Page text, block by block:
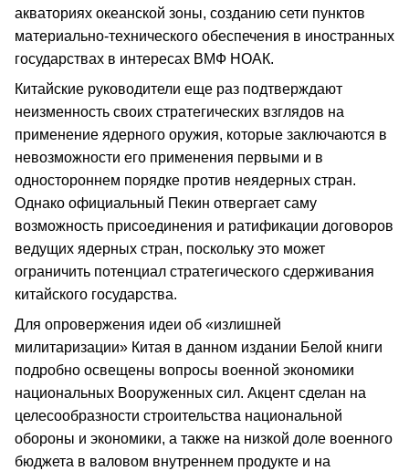
акваториях океанской зоны, созданию сети пунктов
материально-технического обеспечения в иностранных
государствах в интересах ВМФ НОАК.
Китайские руководители еще раз подтверждают
неизменность своих стратегических взглядов на
применение ядерного оружия, которые заключаются в
невозможности его применения первыми и в
одностороннем порядке против неядерных стран.
Однако официальный Пекин отвергает саму
возможность присоединения и ратификации договоров
ведущих ядерных стран, поскольку это может
ограничить потенциал стратегического сдерживания
китайского государства.
Для опровержения идеи об «излишней
милитаризации» Китая в данном издании Белой книги
подробно освещены вопросы военной экономики
национальных Вооруженных сил. Акцент сделан на
целесообразности строительства национальной
обороны и экономики, а также на низкой доле военного
бюджета в валовом внутреннем продукте и на